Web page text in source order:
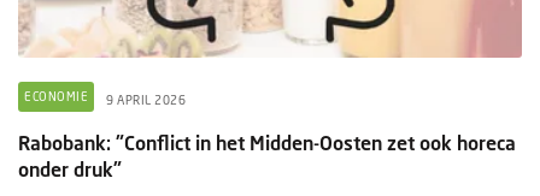
ECONOMIE 9 APRIL 2026
Rabobank: "Conflict in het Midden-Oosten zet ook horeca
onder druk"